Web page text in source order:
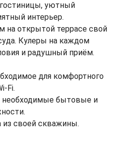
уютный
интерьер.
открытой террасе свой
Кулеры на каждом
и радушный приём.
для комфортного
Fi.
необходимые бытовые и
из своей скважины.